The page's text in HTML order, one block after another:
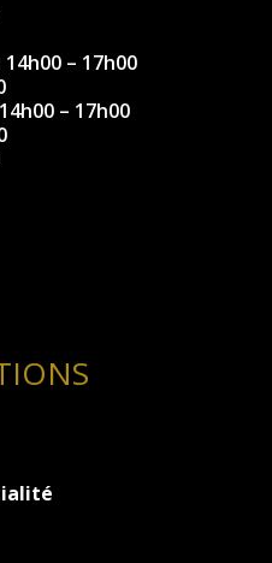
– 17h00
– 17h00